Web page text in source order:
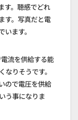
す。聴感でどれ
す。写真だと電
ます。
流を供給する能
りそうです。
ので電圧を供給
う事になりま